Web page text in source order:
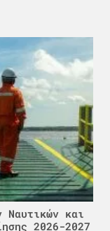
Ναυτικών και
2026-2027